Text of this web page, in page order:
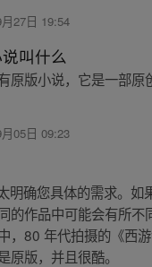
27日 19:54
叫什么
原版小说，它是一部原
05日 09:23
明确您具体的需求。如
的作品中可能会有所不
，80 年代拍摄的《西
原版，并且很酷。